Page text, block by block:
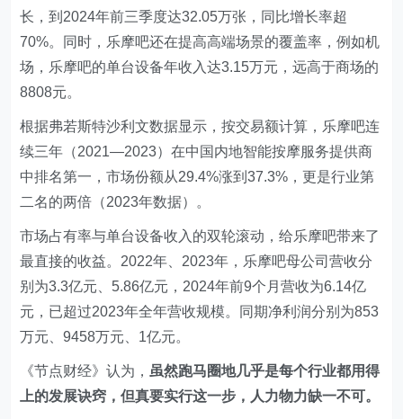
长，到2024年前三季度达32.05万张，同比增长率超
70%。同时，乐摩吧还在提高高端场景的覆盖率，例如机
场，乐摩吧的单台设备年收入达3.15万元，远高于商场的
8808元。
根据弗若斯特沙利文数据显示，按交易额计算，乐摩吧连
续三年（2021—2023）在中国内地智能按摩服务提供商
中排名第一，市场份额从29.4%涨到37.3%，更是行业第
二名的两倍（2023年数据）。
市场占有率与单台设备收入的双轮滚动，给乐摩吧带来了
最直接的收益。2022年、2023年，乐摩吧母公司营收分
别为3.3亿元、5.86亿元，2024年前9个月营收为6.14亿
元，已超过2023年全年营收规模。同期净利润分别为853
万元、9458万元、1亿元。
《节点财经》认为， 虽然跑马圈地几乎是每个行业都用得
上的发展诀窍，但真要实行这一步，人力物力缺一不可。